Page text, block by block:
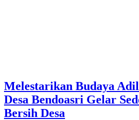
Melestarikan Budaya
Desa Bendoasri Gelar
Bersih Desa